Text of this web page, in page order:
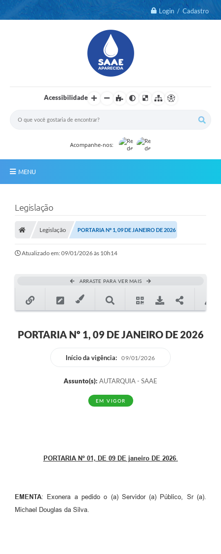
Login / Cadastro
Acessibilidade
Acompanhe-nos:
MENU
2º Via
Ouvidoria
Tarifa de água
Contato
Contas Públicas
Legislação
Legislação PORTARIA Nº 1, 09 DE JANEIRO DE 2026
Atualizado em: 09/01/2026 às 10h14
ARRASTE PARA VER MAIS
PORTARIA Nº 1, 09 DE JANEIRO DE 2026
Início da vigência: 09/01/2026
Assunto(s): AUTARQUIA - SAAE
EM VIGOR
PORTARIA Nº 01, DE 09 DE janeiro DE 2026.
EMENTA: Exonera a pedido o (a) Servidor (a) Público, Sr (a).
Michael Douglas da Silva.